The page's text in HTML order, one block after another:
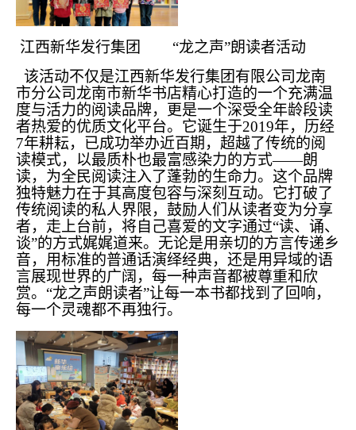
江西新华发行集团 “龙之声”朗读者活动
该活动不仅是江西新华发行集团有限公司龙南
市分公司龙南市新华书店精心打造的一个充满温
度与活力的阅读品牌，更是一个深受全年龄段读
者热爱的优质文化平台。它诞生于2019年，历经
7年耕耘，已成功举办近百期，超越了传统的阅
读模式，以最质朴也最富感染力的方式——朗
读，为全民阅读注入了蓬勃的生命力。这个品牌
独特魅力在于其高度包容与深刻互动。它打破了
传统阅读的私人界限，鼓励人们从读者变为分享
者，走上台前，将自己喜爱的文字通过“读、诵、
谈”的方式娓娓道来。无论是用亲切的方言传递乡
音，用标准的普通话演绎经典，还是用异域的语
言展现世界的广阔，每一种声音都被尊重和欣
赏。“龙之声朗读者”让每一本书都找到了回响，
每一个灵魂都不再独行。